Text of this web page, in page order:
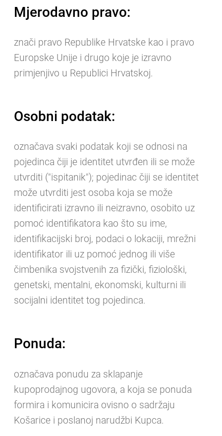
Mjerodavno pravo:
znači pravo Republike Hrvatske kao i pravo
Europske Unije i drugo koje je izravno
primjenjivo u Republici Hrvatskoj.
Osobni podatak:
označava svaki podatak koji se odnosi na
pojedinca čiji je identitet utvrđen ili se može
utvrditi ("ispitanik"); pojedinac čiji se identitet
može utvrditi jest osoba koja se može
identificirati izravno ili neizravno, osobito uz
pomoć identifikatora kao što su ime,
identifikacijski broj, podaci o lokaciji, mrežni
identifikator ili uz pomoć jednog ili više
čimbenika svojstvenih za fizički, fiziološki,
genetski, mentalni, ekonomski, kulturni ili
socijalni identitet tog pojedinca.
Ponuda:
označava ponudu za sklapanje
kupoprodajnog ugovora, a koja se ponuda
formira i komunicira ovisno o sadržaju
Košarice i poslanoj narudžbi Kupca.